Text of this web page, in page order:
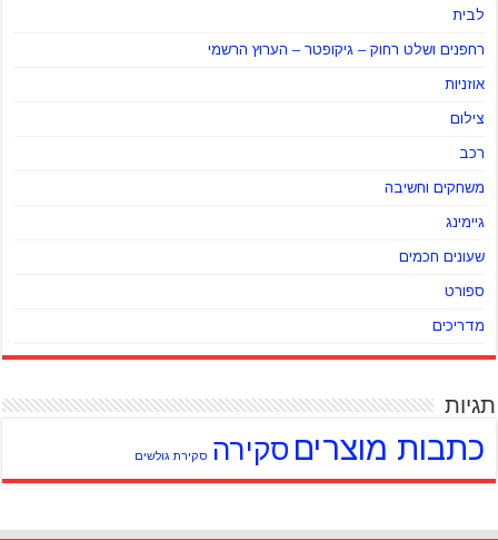
לבית
רחפנים ושלט רחוק – גיקופטר – הערוץ הרשמי
אוזניות
צילום
רכב
משחקים וחשיבה
גיימינג
שעונים חכמים
ספורט
מדריכים
תגיות
כתבות מוצרים סקירה סקירת גולשים